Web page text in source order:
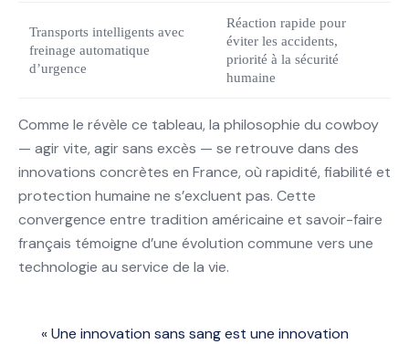
Transports intelligents avec
freinage automatique
d’urgence
Réaction rapide pour
éviter les accidents,
priorité à la sécurité
humaine
Comme le révèle ce tableau, la philosophie du cowboy
— agir vite, agir sans excès — se retrouve dans des
innovations concrètes en France, où rapidité, fiabilité et
protection humaine ne s’excluent pas. Cette
convergence entre tradition américaine et savoir-faire
français témoigne d’une évolution commune vers une
technologie au service de la vie.
« Une innovation sans sang est une innovation